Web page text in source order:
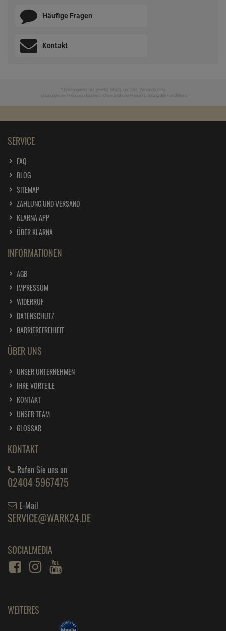
Häufige Fragen
Kontakt
* Preisangaben inkl. gesetzl. MwSt. und zzgl. Versandkosten
Ursprünglicher Preis des Händlers, Unverbindliche Preisempfehlung des Herstellers
SERVICE
FAQ
BLOG
SITEMAP
ZAHLUNG UND VERSAND
KLARNA APP
ÜBER KLARNA
INFORMATIONEN
AGB
IMPRESSUM
WIDERRUF
DATENSCHUTZ
BARRIEREFREIHEIT
ÜBER UNS
UNSER UNTERNEHMEN
IHRE VORTEILE
KONTAKT
UNSER TEAM
GLOSSAR
KONTAKT
Rufen Sie uns an
02404 5967475
E-Mail
SERVICE@WARK24.DE
SOCIALMEDIA
WEITERES